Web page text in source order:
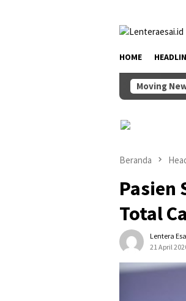
HOME
Moving
Ketua
Beranda
Pasien
Total
Lentera
21 April